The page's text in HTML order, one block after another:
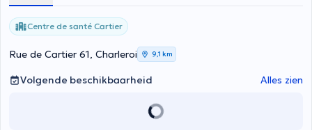
Centre de santé Cartier
Rue de Cartier 61, Charleroi 9,1 km
Volgende beschikbaarheid Alles zien